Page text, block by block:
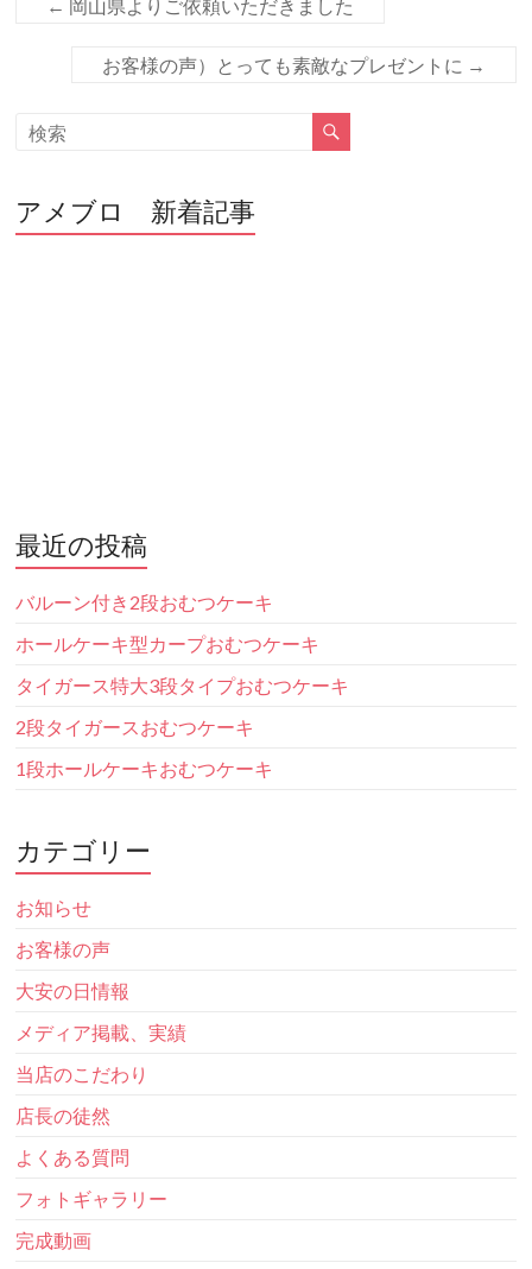
o
← 岡山県よりご依頼いただきました
お客様の声）とっても素敵なプレゼントに →
アメブロ 新着記事
最近の投稿
バルーン付き2段おむつケーキ
ホールケーキ型カープおむつケーキ
タイガース特大3段タイプおむつケーキ
2段タイガースおむつケーキ
1段ホールケーキおむつケーキ
カテゴリー
お知らせ
お客様の声
大安の日情報
メディア掲載、実績
当店のこだわり
店長の徒然
よくある質問
フォトギャラリー
完成動画